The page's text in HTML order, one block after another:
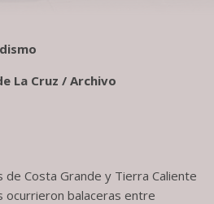
La Cruz / Archivo
de Costa Grande y Tierra Caliente
ocurrieron balaceras entre